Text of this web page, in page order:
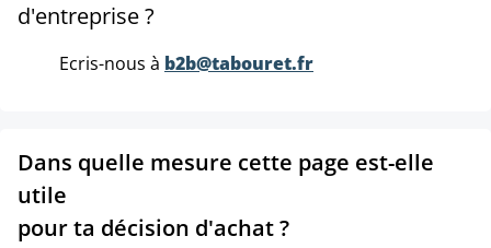
d'entreprise ?
Ecris-nous à b2b@tabouret.fr
Dans quelle mesure cette page est-elle
utile
pour ta décision d'achat ?